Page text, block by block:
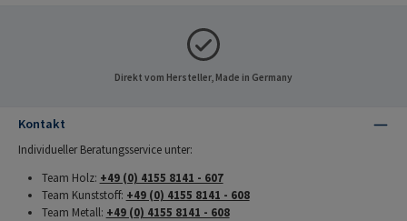
Direkt vom Hersteller, Made in Germany
Kontakt
Individueller Beratungsservice unter:
Team Holz: +49 (0) 4155 8141 - 607
Team Kunststoff: +49 (0) 4155 8141 - 608
Team Metall: +49 (0) 4155 8141 - 608